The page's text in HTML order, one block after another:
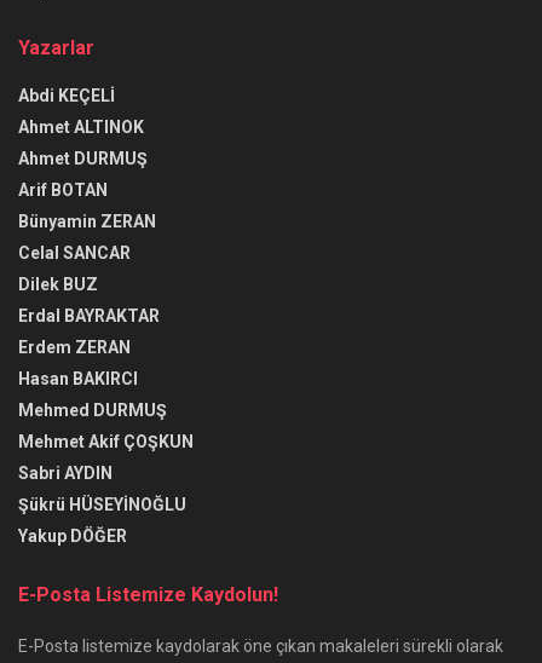
Yazarlar
Abdi KEÇELİ
Ahmet ALTINOK
Ahmet DURMUŞ
Arif BOTAN
Bünyamin ZERAN
Celal SANCAR
Dilek BUZ
Erdal BAYRAKTAR
Erdem ZERAN
Hasan BAKIRCI
Mehmed DURMUŞ
Mehmet Akif ÇOŞKUN
Sabri AYDIN
Şükrü HÜSEYİNOĞLU
Yakup DÖĞER
E-Posta Listemize Kaydolun!
E-Posta listemize kaydolarak öne çıkan makaleleri sürekli olarak